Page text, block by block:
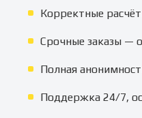
Корректные
Срочные заказы —
Полная
Поддержка 24/7,